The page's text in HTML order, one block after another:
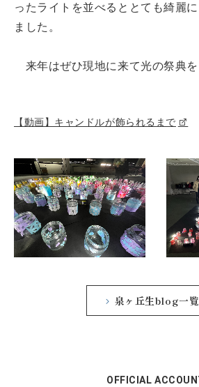
ったライトを並べるととても綺麗
ました。
来年はぜひ現地に来て光の祭典を
【動画】キャンドルが飾られるまで
泉ヶ丘生blog一
OFFICIAL